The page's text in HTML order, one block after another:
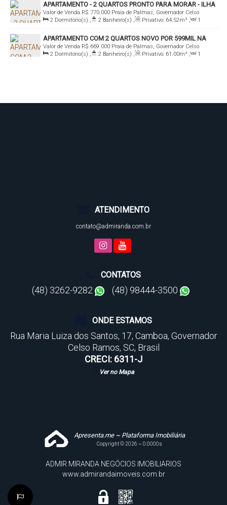
APARTAMENTO - 2 QUARTOS PRONTO PARA MORAR - ILHA
DI CAPRI RESIDENCE
R$ 770.000
Valor de Venda
Praia de Palmas, Governador Celso
Ramos, Santa Catarina, Brasil
2 Dormitório(s) , 2 Banheiro(s) , Privativo: 64.52m² ,
1
Sala(s) , 1 Suíte(s) , 1 Vaga(s) , 220mDistância do Mar
APARTAMENTO COM 2 QUARTOS NOVO POR 599MIL NA
PRAIA DE PALMAS - VENDA
R$ 669.000
Valor de Venda
Praia de Palmas, Governador Celso
Ramos, Santa Catarina, Brasil
2 Dormitório(s) , 2 Banheiro(s) , Privativo: 61 .00m² ,
1
ATENDIMENTO
contato@admiranda.com.br
CONTATOS
(48) 3262-9282 (48) 98444-3500
ONDE ESTAMOS
Rua Maria Luiza dos Santos, 17, Camboa, Governador
Celso Ramos, SC, Brasil
CRECI: 6311-J
Ver no Mapa
Apresenta.me ~ Plataforma Imobiliária
Copyright © 2026 ~ 0.0000s
ADMIR MIRANDA NEGÓCIOS IMOBILIARIOS
www.admirandaimoveis.com.br